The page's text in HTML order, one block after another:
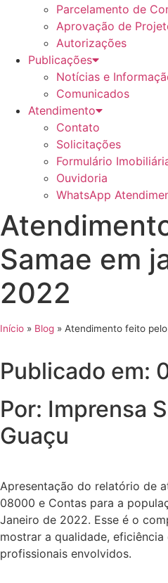
Parcelamento de
Aprovação de
Autorizações
Publicações
Notícias e
Comunicados
Atendimento
Contato
Solicitações
Formulário
Ouvidoria
WhatsApp
Samae em
2022
Início » Blog » Atendimento feito
Publicado em:
Por: Imprensa
Guaçu
Apresentação do relatório de
08000 e Contas para a
Janeiro de 2022. Esse é o
mostrar a qualidade,
profissionais envolvidos.